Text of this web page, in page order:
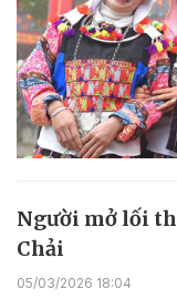
Người mở lối
Chải
05/03/2026 18:04